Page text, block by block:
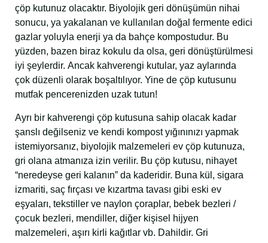
çöp kutunuz olacaktır. Biyolojik geri dönüşümün nihai
sonucu, ya yakalanan ve kullanılan doğal fermente edici
gazlar yoluyla enerji ya da bahçe kompostudur. Bu
yüzden, bazen biraz kokulu da olsa, geri dönüştürülmesi
iyi şeylerdir. Ancak kahverengi kutular, yaz aylarında
çok düzenli olarak boşaltılıyor. Yine de çöp kutusunu
mutfak pencerenizden uzak tutun!
Ayrı bir kahverengi çöp kutusuna sahip olacak kadar
şanslı değilseniz ve kendi kompost yığınınızı yapmak
istemiyorsanız, biyolojik malzemeleri ev çöp kutunuza,
gri olana atmanıza izin verilir. Bu çöp kutusu, nihayet
“neredeyse geri kalanın” da kaderidir. Buna kül, sigara
izmariti, saç fırçası ve kızartma tavası gibi eski ev
eşyaları, tekstiller ve naylon çoraplar, bebek bezleri /
çocuk bezleri, mendiller, diğer kişisel hijyen
malzemeleri, aşırı kirli kağıtlar vb. Dahildir. Gri